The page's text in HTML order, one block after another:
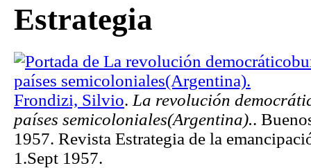
Estrategia
Frondizi, Silvio. La revolución
países semicoloniales(Argentina)..
1957. Revista Estrategia de la
1.Sept 1957.